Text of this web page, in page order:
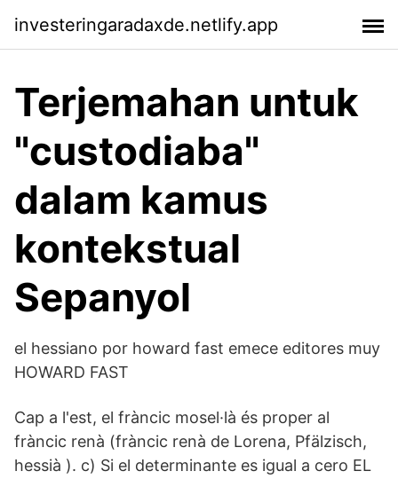
investeringaradaxde.netlify.app
Terjemahan untuk
"custodiaba"
dalam kamus
kontekstual
Sepanyol
el hessiano por howard fast emece editores muy
HOWARD FAST
Cap a l'est, el fràncic mosel·là és proper al
fràncic renà (fràncic renà de Lorena, Pfälzisch,
hessià ). c) Si el determinante es igual a cero EL